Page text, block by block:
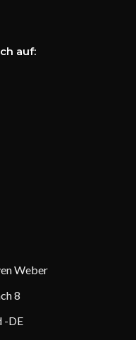
auf:
Weber
8
-DE